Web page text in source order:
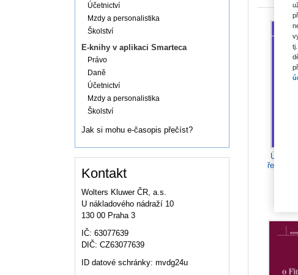
Účetní
řešené
Účetnictví
Mzdy a personalistika
Školství
E-knihy v aplikaci Smarteca
Právo
Daně
Účetnictví
Mzdy a personalistika
Školství
Jak si mohu e-časopis přečíst?
Kontakt
Wolters Kluwer ČR, a.s.
U nákladového nádraží 10
130 00 Praha 3
IČ: 63077639
DIČ: CZ63077639
ID datové schránky: mvdg24u